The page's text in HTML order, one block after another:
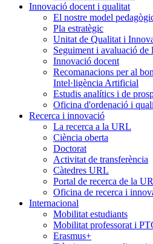
Innovació docent i qualitat
El nostre model
Pla estratègic
Unitat de Qualitat i
Seguiment i avaluació de
Innovació docent
Recomanacions per al
Intel·ligència Artificial
Estudis analítics i de
Oficina d'ordenació i
Recerca i innovació
La recerca a la URL
Ciència oberta
Doctorat
Activitat de transferència
Càtedres URL
Portal de recerca de la
Oficina de recerca i
Internacional
Mobilitat estudiants
Mobilitat professorat i
Erasmus+